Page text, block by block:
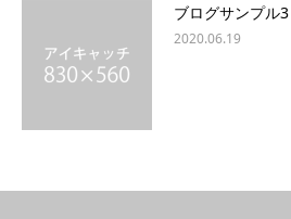
ブログサンプル3
2020.06.19